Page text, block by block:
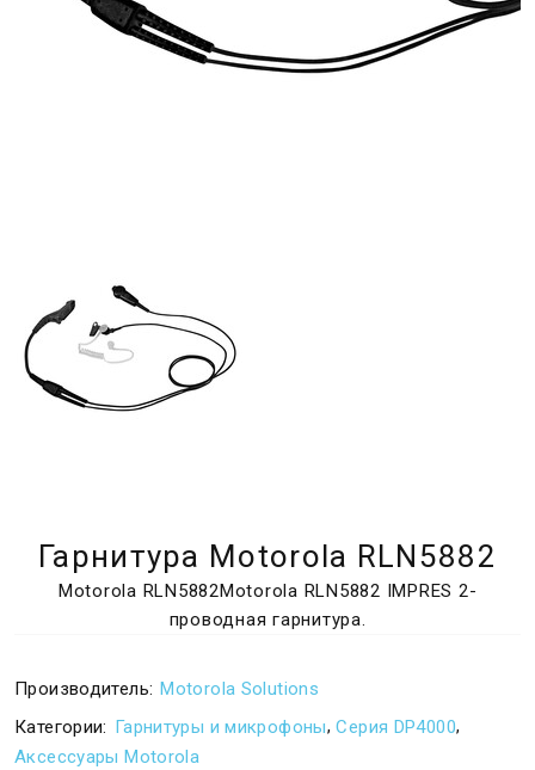
Гарнитура Motorola RLN5882
Motorola RLN5882Motorola RLN5882 IMPRES 2-
проводная гарнитура.
Производитель: Motorola Solutions
Категории: Гарнитуры и микрофоны,Серия DP4000,
Аксессуары Motorola